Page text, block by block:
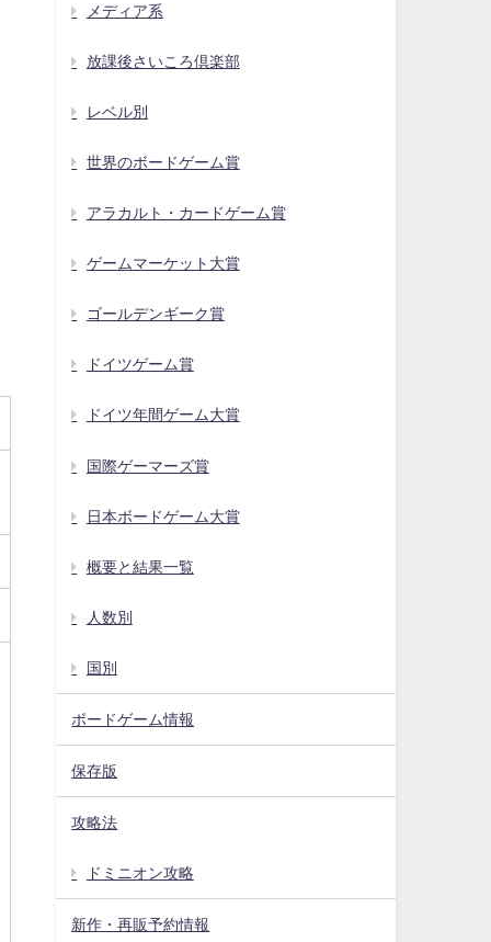
メディア系
放課後さいころ倶楽部
レベル別
世界のボードゲーム賞
アラカルト・カードゲーム賞
ゲームマーケット大賞
ゴールデンギーク賞
ドイツゲーム賞
ドイツ年間ゲーム大賞
国際ゲーマーズ賞
日本ボードゲーム大賞
概要と結果一覧
人数別
国別
ボードゲーム情報
保存版
攻略法
ドミニオン攻略
新作・再販予約情報